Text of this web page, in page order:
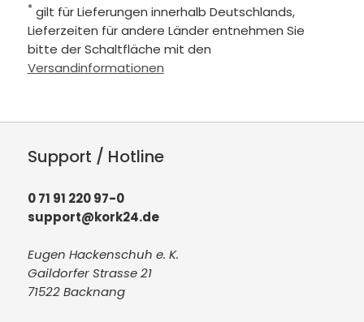
* gilt für Lieferungen innerhalb Deutschlands,
Lieferzeiten für andere Länder entnehmen Sie
bitte der Schaltfläche mit den
Versandinformationen
Support / Hotline
0 71 91 220 97-0
support@kork24.de
Eugen Hackenschuh e. K.
Gaildorfer Strasse 21
71522 Backnang